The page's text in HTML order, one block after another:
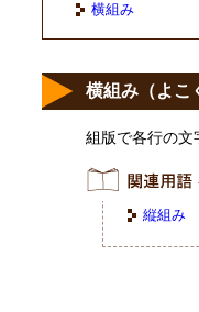
横組み
横組み（よこ
組版で各行の文
縦組み